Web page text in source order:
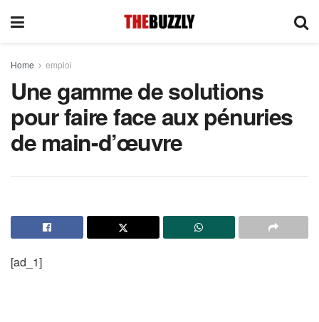
Home emploi
Une gamme de solutions
pour faire face aux pénuries
de main-d’œuvre
[ad_1]